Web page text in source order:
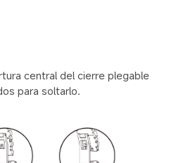
central del cierre plegable
para soltarlo.